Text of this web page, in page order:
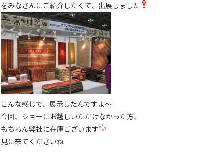
をみなさんにご紹介したくて、出展しました
こんな感じで、展示したんですよ〜
今回、ショーにお越しいただけなかった方、
もちろん弊社に在庫ございます
見に来てくださいね